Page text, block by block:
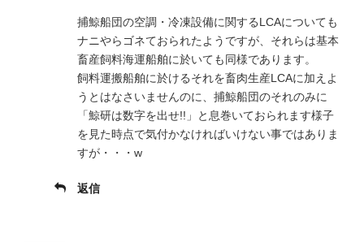
捕鯨船団の空調・冷凍設備に関するLCAについても
ナニやらゴネておられたようですが、それらは基本
畜産飼料海運船舶に於いても同様であります。
飼料運搬船舶に於けるそれを畜肉生産LCAに加えよ
うとはなさいませんのに、捕鯨船団のそれのみに
「鯨研は数字を出せ!!」と息巻いておられます様子
を見た時点で気付かなければいけない事ではありま
すが・・・w
返信